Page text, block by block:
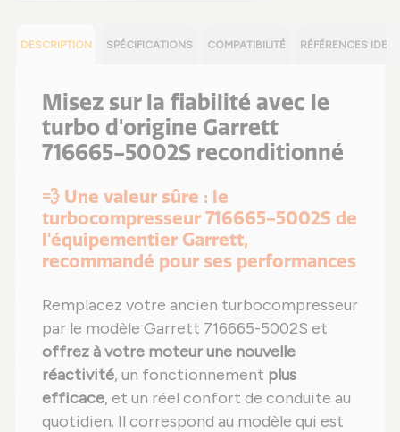
DESCRIPTION SPÉCIFICATIONS COMPATIBILITÉ RÉFÉRENCES
Misez sur la fiabilité avec le
turbo d'origine Garrett
716665-5002S reconditionné
💨 Une valeur sûre : le
turbocompresseur 716665-5002S de
l'équipementier Garrett,
recommandé pour ses performances
Remplacez votre ancien turbocompresseur
par le modèle Garrett 716665-5002S et
offrez à votre moteur une nouvelle
réactivité, un fonctionnement plus
efficace, et un réel confort de conduite au
quotidien. Il correspond au modèle qui est